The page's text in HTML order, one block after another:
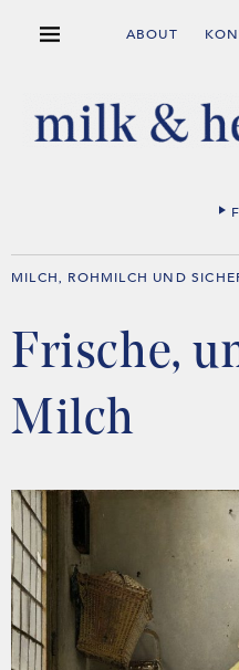
ABOUT
MILCH ROHMILCH UND
Frische,
Milch